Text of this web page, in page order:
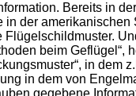
Bereits in
der
beim
in dem
in dem von
gegebene